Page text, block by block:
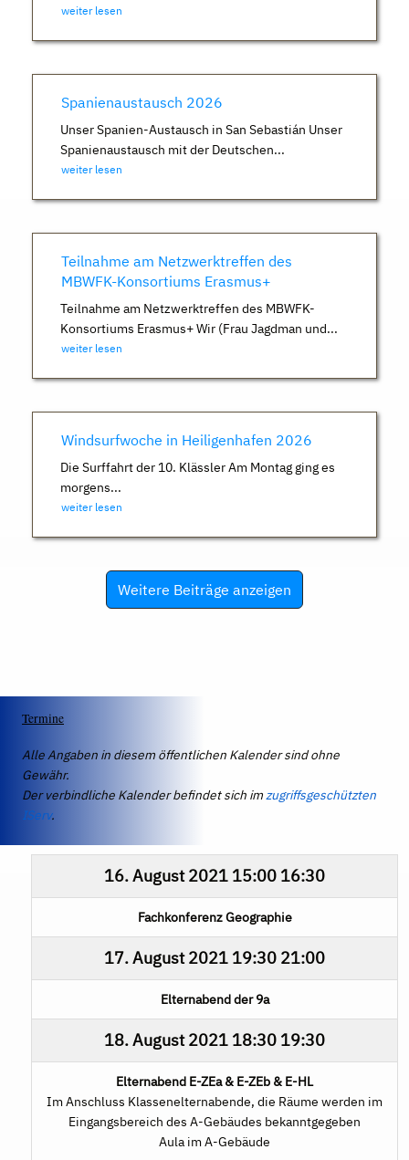
weiter lesen
Spanienaustausch 2026
Unser Spanien-Austausch in San Sebastián Unser
Spanienaustausch mit der Deutschen...
weiter lesen
Teilnahme am Netzwerktreffen des
MBWFK-Konsortiums Erasmus+
Teilnahme am Netzwerktreffen des MBWFK-
Konsortiums Erasmus+ Wir (Frau Jagdman und...
weiter lesen
Windsurfwoche in Heiligenhafen 2026
Die Surffahrt der 10. Klässler Am Montag ging es
morgens...
weiter lesen
Weitere Beiträge anzeigen
Termine
Alle Angaben in diesem öffentlichen Kalender sind ohne
Gewähr.
Der verbindliche Kalender befindet sich imzugriffsgeschützten
IServ.
16. August 2021 15:00 16:30
Fachkonferenz Geographie
17. August 2021 19:30 21:00
Elternabend der 9a
18. August 2021 18:30 19:30
Elternabend E-ZEa & E-ZEb & E-HL
Im Anschluss Klassenelternabende, die Räume werden im
Eingangsbereich des A-Gebäudes bekanntgegeben
Aula im A-Gebäude